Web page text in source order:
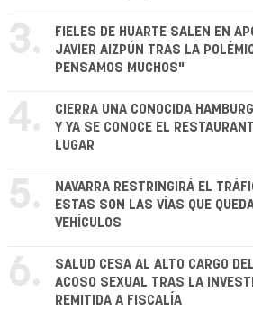
3.
FIELES DE HUARTE SALEN EN
JAVIER AIZPÚN TRAS LA
PENSAMOS MUCHOS"
4.
CIERRA UNA CONOCIDA
Y YA SE CONOCE EL
LUGAR
5.
NAVARRA RESTRINGIRÁ EL
ESTAS SON LAS VÍAS QUE
VEHÍCULOS
6.
SALUD CESA AL ALTO CARGO
ACOSO SEXUAL TRAS LA
REMITIDA A FISCALÍA